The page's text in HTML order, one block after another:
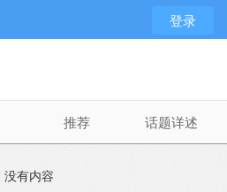
登录
推荐 话题详述
没有内容